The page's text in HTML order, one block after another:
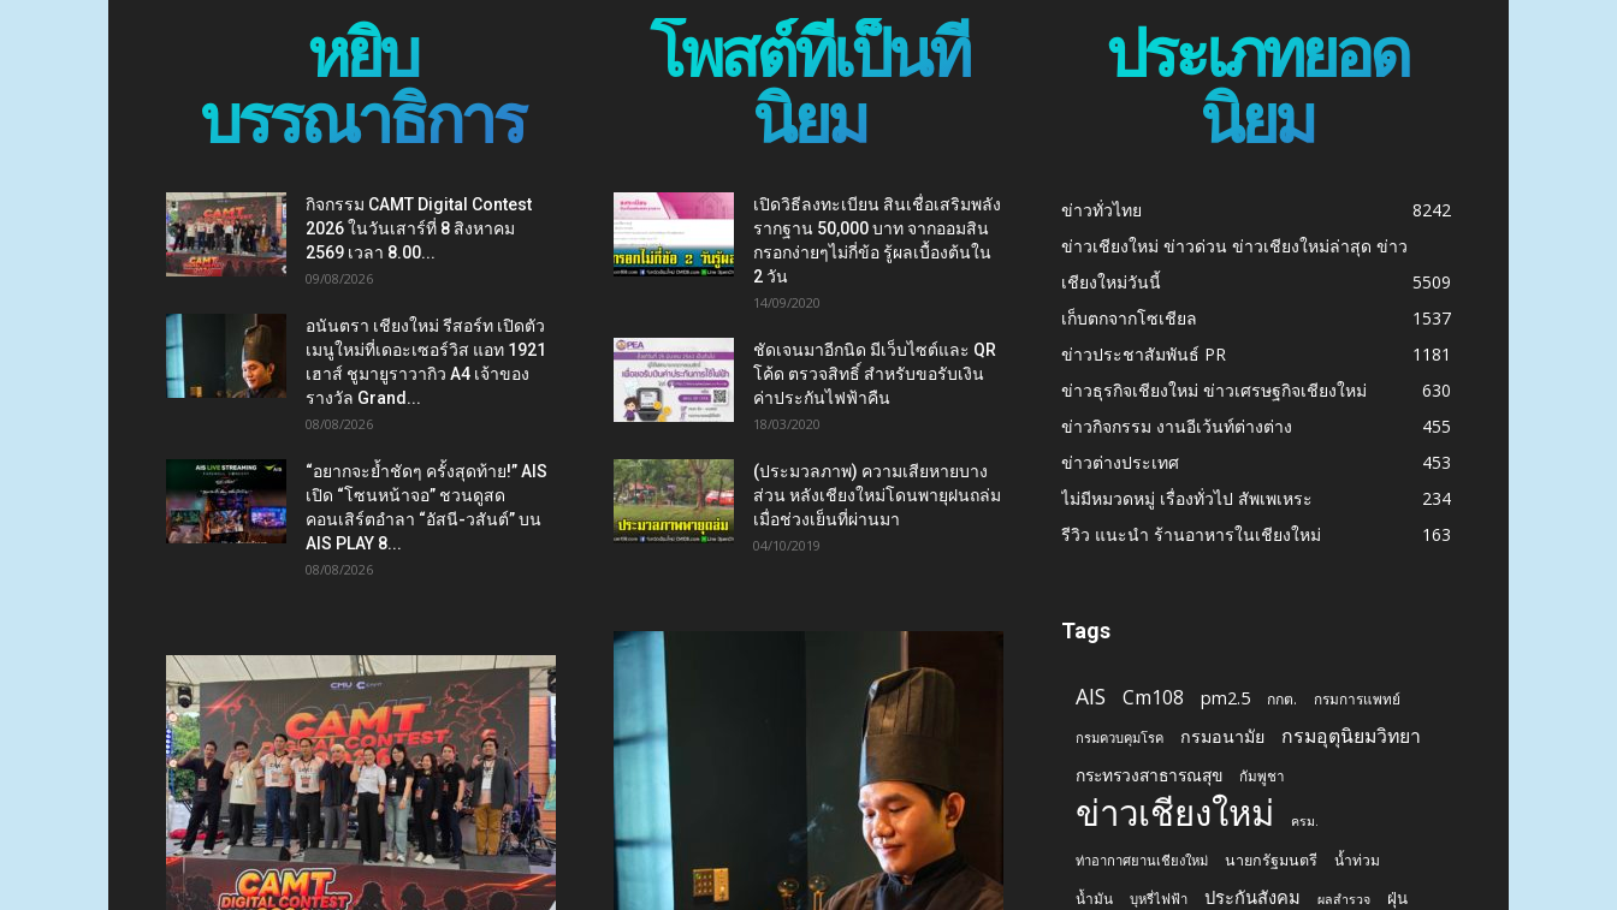
หยิบ
บรรณาธิการ
กิจกรรม CAMT Digital Contest
2026 ในวันเสาร์ที่ 8 สิงหาคม
2569 เวลา 8.00...
09/08/2026
อนันตรา เชียงใหม่ รีสอร์ท เปิดตัว
เมนูใหม่ที่เดอะเซอร์วิส แอท 1921
เฮาส์ ชูมายูราวากิว A4 เจ้าของ
รางวัล Grand...
08/08/2026
“อยากจะย้ำชัดๆ ครั้งสุดท้าย!” AIS
เปิด “โซนหน้าจอ” ชวนดูสด
คอนเสิร์ตอำลา “อัสนี-วสันต์” บน
AIS PLAY 8...
08/08/2026
โพสต์ที่เป็นที่
นิยม
เปิดวิธีลงทะเบียน สินเชื่อเสริมพลัง
รากฐาน 50,000 บาท จากออมสิน
กรอกง่ายๆไม่กี่ข้อ รู้ผลเบื้องต้นใน
2 วัน
14/09/2020
ชัดเจนมาอีกนิด มีเว็บไซต์และ QR
โค้ด ตรวจสิทธิ์ สำหรับขอรับเงิน
ค่าประกันไฟฟ้าคืน
18/03/2020
(ประมวลภาพ) ความเสียหายบาง
ส่วน หลังเชียงใหม่โดนพายุฝนถล่ม
เมื่อช่วงเย็นที่ผ่านมา
04/10/2019
ประเภทยอด
นิยม
ข่าวทั่วไทย
8242
ข่าวเชียงใหม่ ข่าวด่วน ข่าวเชียงใหม่ล่าสุด ข่าว
เชียงใหม่วันนี้
5509
เก็บตกจากโซเชียล
1537
ข่าวประชาสัมพันธ์ PR
1181
ข่าวธุรกิจเชียงใหม่ ข่าวเศรษฐกิจเชียงใหม่
630
ข่าวกิจกรรม งานอีเว้นท์ต่างต่าง
455
ข่าวต่างประเทศ
453
ไม่มีหมวดหมู่ เรื่องทั่วไป สัพเพเหระ
234
รีวิว แนะนำ ร้านอาหารในเชียงใหม่
163
Tags
AIS Cm108 pm2.5 กกต. กรมการแพทย์
กรมควบคุมโรค กรมอนามัย กรมอุตุนิยมวิทยา
กระทรวงสาธารณสุข กัมพูชา
ข่าวเชียงใหม่ ครม.
ท่าอากาศยานเชียงใหม่ นายกรัฐมนตรี น้ำท่วม
น้ำมัน บุหรี่ไฟฟ้า ประกันสังคม ผลสำรวจ ฝุ่น